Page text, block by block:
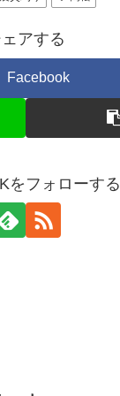
アする
Facebook
をフォローする